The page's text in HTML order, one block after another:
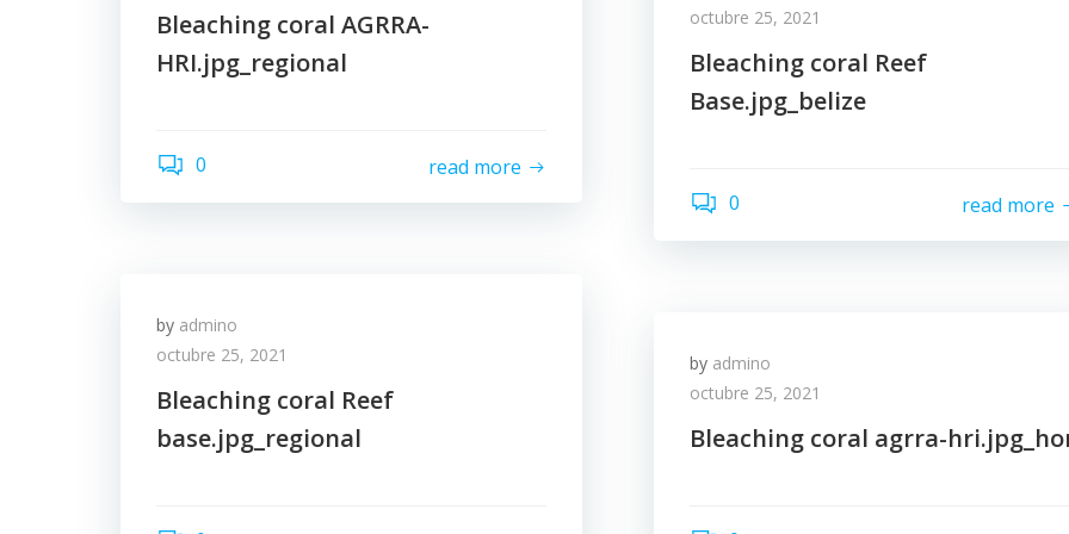
Bleaching coral AGRRA-
HRI.jpg_regional
0 read more
octubre 25, 2021
Bleaching coral Reef
Base.jpg_belize
0 read more
by admino
octubre 25, 2021
Bleaching coral Reef
base.jpg_regional
by admino
octubre 25, 2021
Bleaching coral agrra-